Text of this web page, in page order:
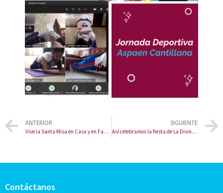
ANTERIOR
Vive la Santa Misa en Casa y en Familia
SIGUIENTE
Así celebramos la fiesta de La Divina Pastora
Contáctanos